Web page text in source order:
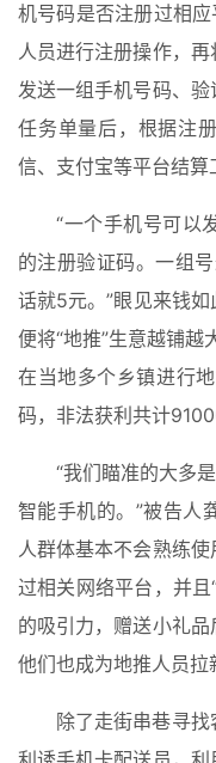
机号码是否注册过相
人员进行注册操作，
发送一组手机号码、
任务单量后，根据注
信、支付宝等平台结算
“一个手机号可以
的注册验证码。一组
话就5元。”眼见来钱
便将“地推”生意越铺
在当地多个乡镇进行
码，非法获利共计
“我们瞄准的大多
智能手机的。”被告人
人群体基本不会熟练
过相关网络平台，并
的吸引力，赠送小礼
他们也成为地推人员拉
除了走街串巷寻